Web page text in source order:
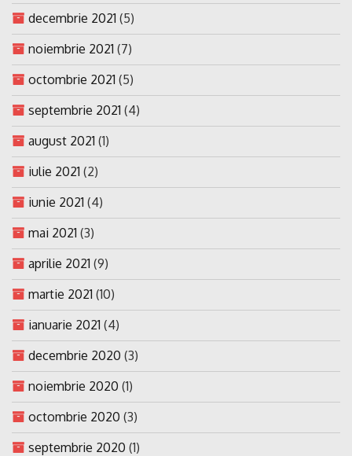
decembrie 2021 (5)
noiembrie 2021 (7)
octombrie 2021 (5)
septembrie 2021 (4)
august 2021 (1)
iulie 2021 (2)
iunie 2021 (4)
mai 2021 (3)
aprilie 2021 (9)
martie 2021 (10)
ianuarie 2021 (4)
decembrie 2020 (3)
noiembrie 2020 (1)
octombrie 2020 (3)
septembrie 2020 (1)